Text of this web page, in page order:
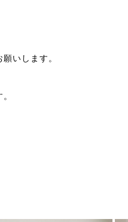
いします。